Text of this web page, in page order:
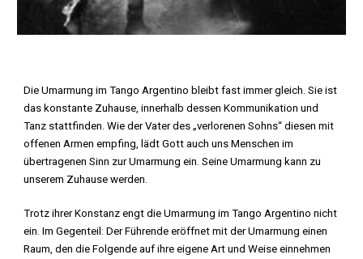
Die Umarmung im Tango Argentino bleibt fast immer gleich. Sie ist
das konstante Zuhause, innerhalb dessen Kommunikation und
Tanz stattfinden. Wie der Vater des „verlorenen Sohns“ diesen mit
offenen Armen empfing, lädt Gott auch uns Menschen im
übertragenen Sinn zur Umarmung ein. Seine Umarmung kann zu
unserem Zuhause werden.
Trotz ihrer Konstanz engt die Umarmung im Tango Argentino nicht
ein. Im Gegenteil: Der Führende eröffnet mit der Umarmung einen
Raum, den die Folgende auf ihre eigene Art und Weise einnehmen